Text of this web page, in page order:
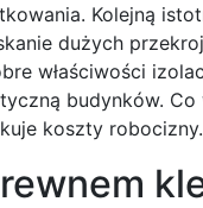
Kolejną
dużych
właściwości
budynków.
koszty robocizny.